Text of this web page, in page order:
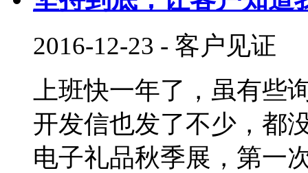
2016-12-23 - 客户见证
上班快一年了，虽有些
开发信也发了不少，都
电子礼品秋季展，第一